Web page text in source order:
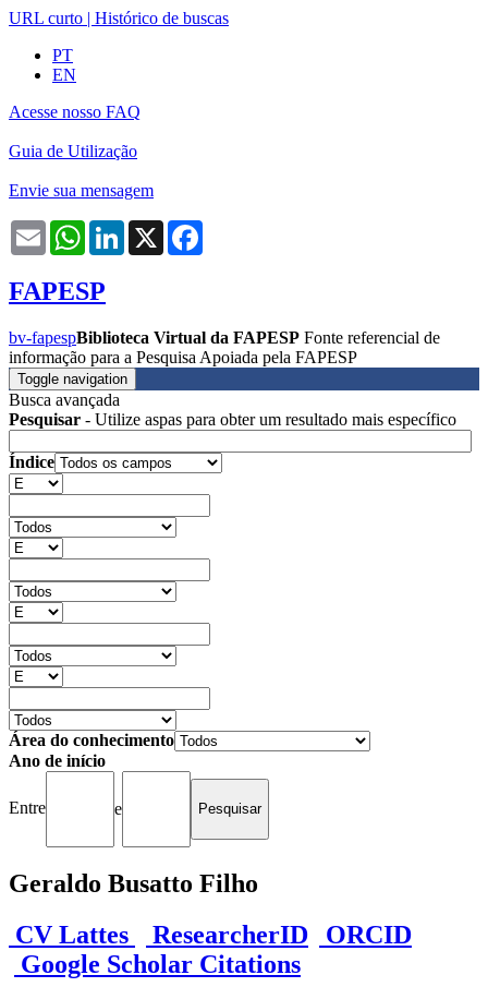
URL curto | Histórico de buscas
PT
EN
Acesse nosso FAQ
Guia de Utilização
Envie sua mensagem
Email WhatsAppLinkedIn
X
FAPESP
bv-fapespBiblioteca Virtual da FAPESP Fonte referencial de
informação para a Pesquisa Apoiada pela FAPESP
Toggle navigation
Busca avançada
Pesquisar - Utilize aspas para obter um resultado mais específico
Índice
Área do conhecimento
Ano de início
Entre e
Geraldo Busatto Filho
CV Lattes
ResearcherID
ORCID
Google Scholar Citations